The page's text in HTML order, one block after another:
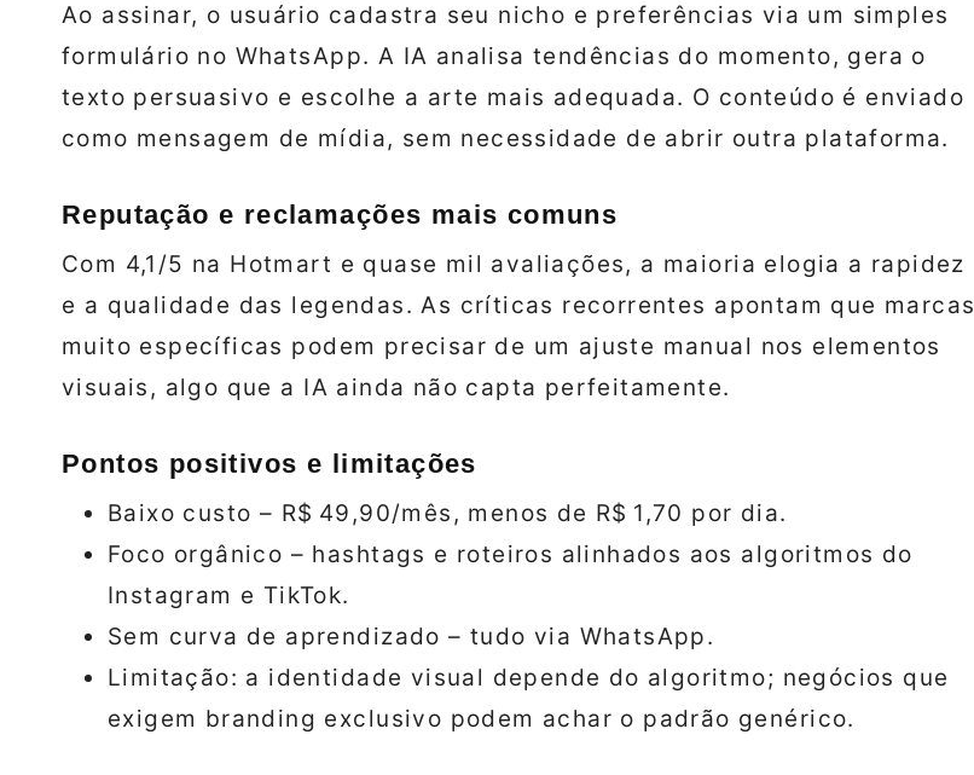
Ao assinar, o usuário cadastra seu nicho e preferências via um simples
formulário no WhatsApp. A IA analisa tendências do momento, gera o
texto persuasivo e escolhe a arte mais adequada. O conteúdo é enviado
como mensagem de mídia, sem necessidade de abrir outra plataforma.
Reputação e reclamações mais comuns
Com 4,1/5 na Hotmart e quase mil avaliações, a maioria elogia a rapidez
e a qualidade das legendas. As críticas recorrentes apontam que marcas
muito específicas podem precisar de um ajuste manual nos elementos
visuais, algo que a IA ainda não capta perfeitamente.
Pontos positivos e limitações
Baixo custo – R$ 49,90/mês, menos de R$ 1,70 por dia.
Foco orgânico – hashtags e roteiros alinhados aos algoritmos do
Instagram e TikTok.
Sem curva de aprendizado – tudo via WhatsApp.
Limitação: a identidade visual depende do algoritmo; negócios que
exigem branding exclusivo podem achar o padrão genérico.